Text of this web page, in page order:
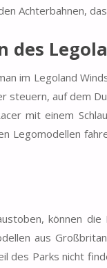
Achterbahnen,
des
im Legoland
steuern, auf dem
mit einem
Legomodellen
können
aus
des Parks nicht